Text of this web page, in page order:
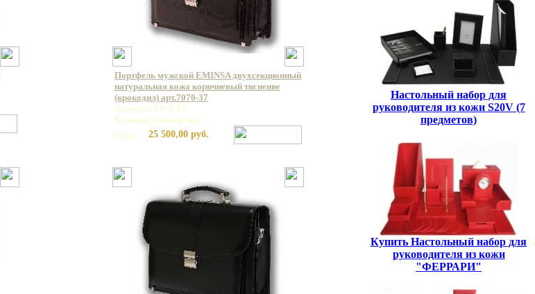
Портфель мужской EMINSA двухсекционный
натуральная кожа коричневый тиснение
(крокодил) арт.7070-37
Артикул: 7070-37
Базовая единица: шт
Цена:
25 500,00 руб.
Настольный набор для
руководителя из кожи S20V (7
предметов)
Купить Настольный набор для
руководителя из кожи
"ФЕРРАРИ"